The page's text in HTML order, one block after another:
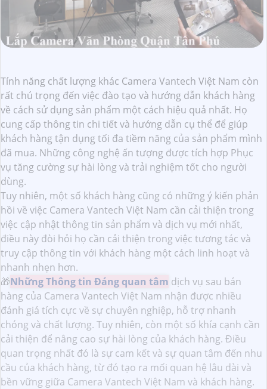
Tính năng chất lượng khác Camera Vantech Việt Nam còn
rất chú trọng đến việc đào tạo và hướng dẫn khách hàng
về cách sử dụng sản phẩm một cách hiệu quả nhất. Họ
cung cấp thông tin chi tiết và hướng dẫn cụ thể để giúp
khách hàng tận dụng tối đa tiềm năng của sản phẩm mình
đã mua. Những công nghệ ấn tượng được tích hợp Phục
vụ tăng cường sự hài lòng và trải nghiệm tốt cho người
dùng.
Tuy nhiên, một số khách hàng cũng có những ý kiến phản
hồi về việc Camera Vantech Việt Nam cần cải thiện trong
việc cập nhật thông tin sản phẩm và dịch vụ mới nhất,
điều này đòi hỏi họ cần cải thiện trong việc tương tác và
truy cập thông tin với khách hàng một cách linh hoạt và
nhanh nhẹn hơn.
🎁Những Thông tin Đáng quan tâm dịch vụ sau bán
hàng của Camera Vantech Việt Nam nhận được nhiều
đánh giá tích cực về sự chuyên nghiệp, hỗ trợ nhanh
chóng và chất lượng. Tuy nhiên, còn một số khía cạnh cần
cải thiện để nâng cao sự hài lòng của khách hàng. Điều
quan trọng nhất đó là sự cam kết và sự quan tâm đến nhu
cầu của khách hàng, từ đó tạo ra mối quan hệ lâu dài và
bền vững giữa Camera Vantech Việt Nam và khách hàng.